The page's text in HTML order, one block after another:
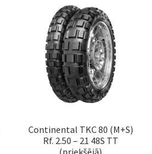
Continental TKC 80 (M+S)
Rf. 2.50 – 21 48S TT
(priekšējā)